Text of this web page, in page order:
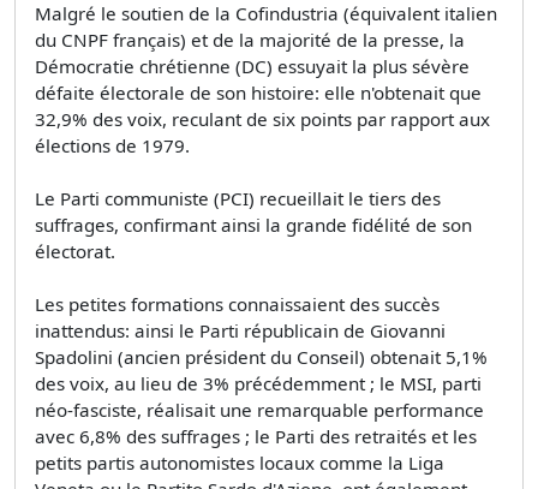
Malgré le soutien de la Cofindustria (équivalent italien
du CNPF français) et de la majorité de la presse, la
Démocratie chrétienne (DC) essuyait la plus sévère
défaite électorale de son histoire: elle n'obtenait que
32,9% des voix, reculant de six points par rapport aux
élections de 1979.
Le Parti communiste (PCI) recueillait le tiers des
suffrages, confirmant ainsi la grande fidélité de son
électorat.
Les petites formations connaissaient des succès
inattendus: ainsi le Parti républicain de Giovanni
Spadolini (ancien président du Conseil) obtenait 5,1%
des voix, au lieu de 3% précédemment ; le MSI, parti
néo-fasciste, réalisait une remarquable performance
avec 6,8% des suffrages ; le Parti des retraités et les
petits partis autonomistes locaux comme la Liga